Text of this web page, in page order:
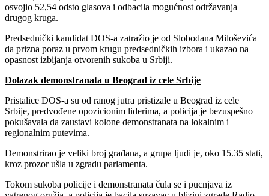
osvojio 52,54 odsto glasova i odbacila mogućnost održavanja
drugog kruga.
Predsednički kandidat DOS-a zatražio je od Slobodana Miloševića
da prizna poraz u prvom krugu predsedničkih izbora i ukazao na
opasnost izbijanja otvorenih sukoba u Srbiji.
Dolazak demonstranata u Beograd iz cele Srbije
Pristalice DOS-a su od ranog jutra pristizale u Beograd iz cele
Srbije, predvođene opozicionim liderima, a policija je bezuspešno
pokušavala da zaustavi kolone demonstranata na lokalnim i
regionalnim putevima.
Demonstrirao je veliki broj građana, a grupa ljudi je, oko 15.35 stati,
kroz prozor ušla u zgradu parlamenta.
Tokom sukoba policije i demonstranata čula se i pucnjava iz